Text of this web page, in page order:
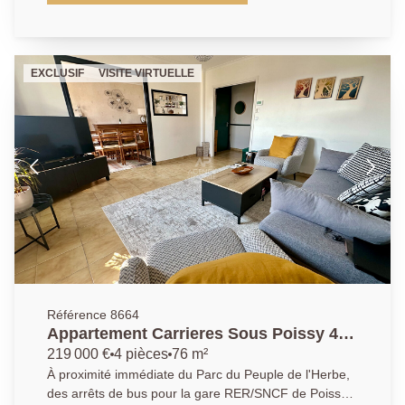
entrée, d'une cuisine aménagée équipée ouverte sur
dressing, une salle de bain et des toilettes séparés.
Une place de parking en sous sol complète ce bien.
Bail vide de 3 ans, loué 1200€ charges comprises
AGENCE PRINCIPALE: 01.30.06.69.69 (collaborateur
salarié J.A.)
EXCLUSIF VISITE VIRTUELLE
Référence 8664
Appartement Carrieres Sous Poissy 4
pièce(s)
219 000 € 4 pièces 76 m²
À proximité immédiate du Parc du Peuple de l'Herbe,
des arrêts de bus pour la gare RER/SNCF de Poissy